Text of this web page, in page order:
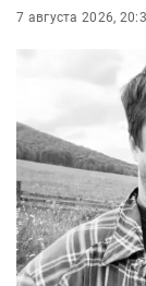
7 августа 2026,